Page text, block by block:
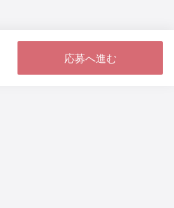
応募へ進む
チング